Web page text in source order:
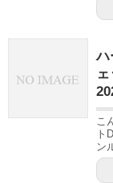
ハ
こ
ト
ン